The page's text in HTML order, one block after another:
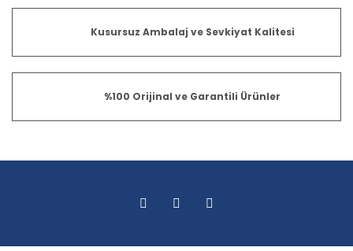
Kusursuz Ambalaj ve Sevkiyat Kalitesi
%100 Orijinal ve Garantili Ürünler